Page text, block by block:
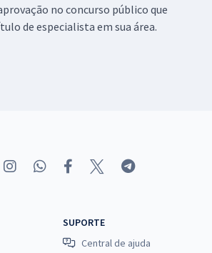
no concurso público que
de especialista em sua área.
SUPORTE
Central de ajuda